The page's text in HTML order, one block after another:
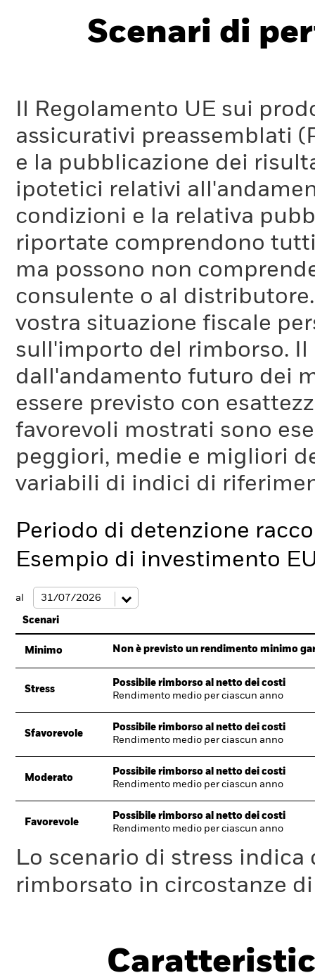
Scenari di
Il Regolamento UE sui
assicurativi preassemblati
e la pubblicazione dei
ipotetici relativi
condizioni e la relativa
riportate comprendono
ma possono non
consulente o al
vostra situazione fiscale
sull'importo del rimborso.
dall'andamento futuro dei
essere previsto con
favorevoli mostrati sono
peggiori, medie e migliori
variabili di indici di
Periodo di detenzione
Esempio di investimento
al
Scenari
Minimo Non è previsto un rendimento minimo
Stress
Possibile rimborso al netto dei costi
Rendimento medio per ciascun anno
Sfavorevole
Possibile rimborso al netto dei costi
Rendimento medio per ciascun anno
Moderato
Possibile rimborso al netto dei costi
Rendimento medio per ciascun anno
Favorevole
Possibile rimborso al netto dei costi
Rendimento medio per ciascun anno
Lo scenario di stress
rimborsato in circostanze